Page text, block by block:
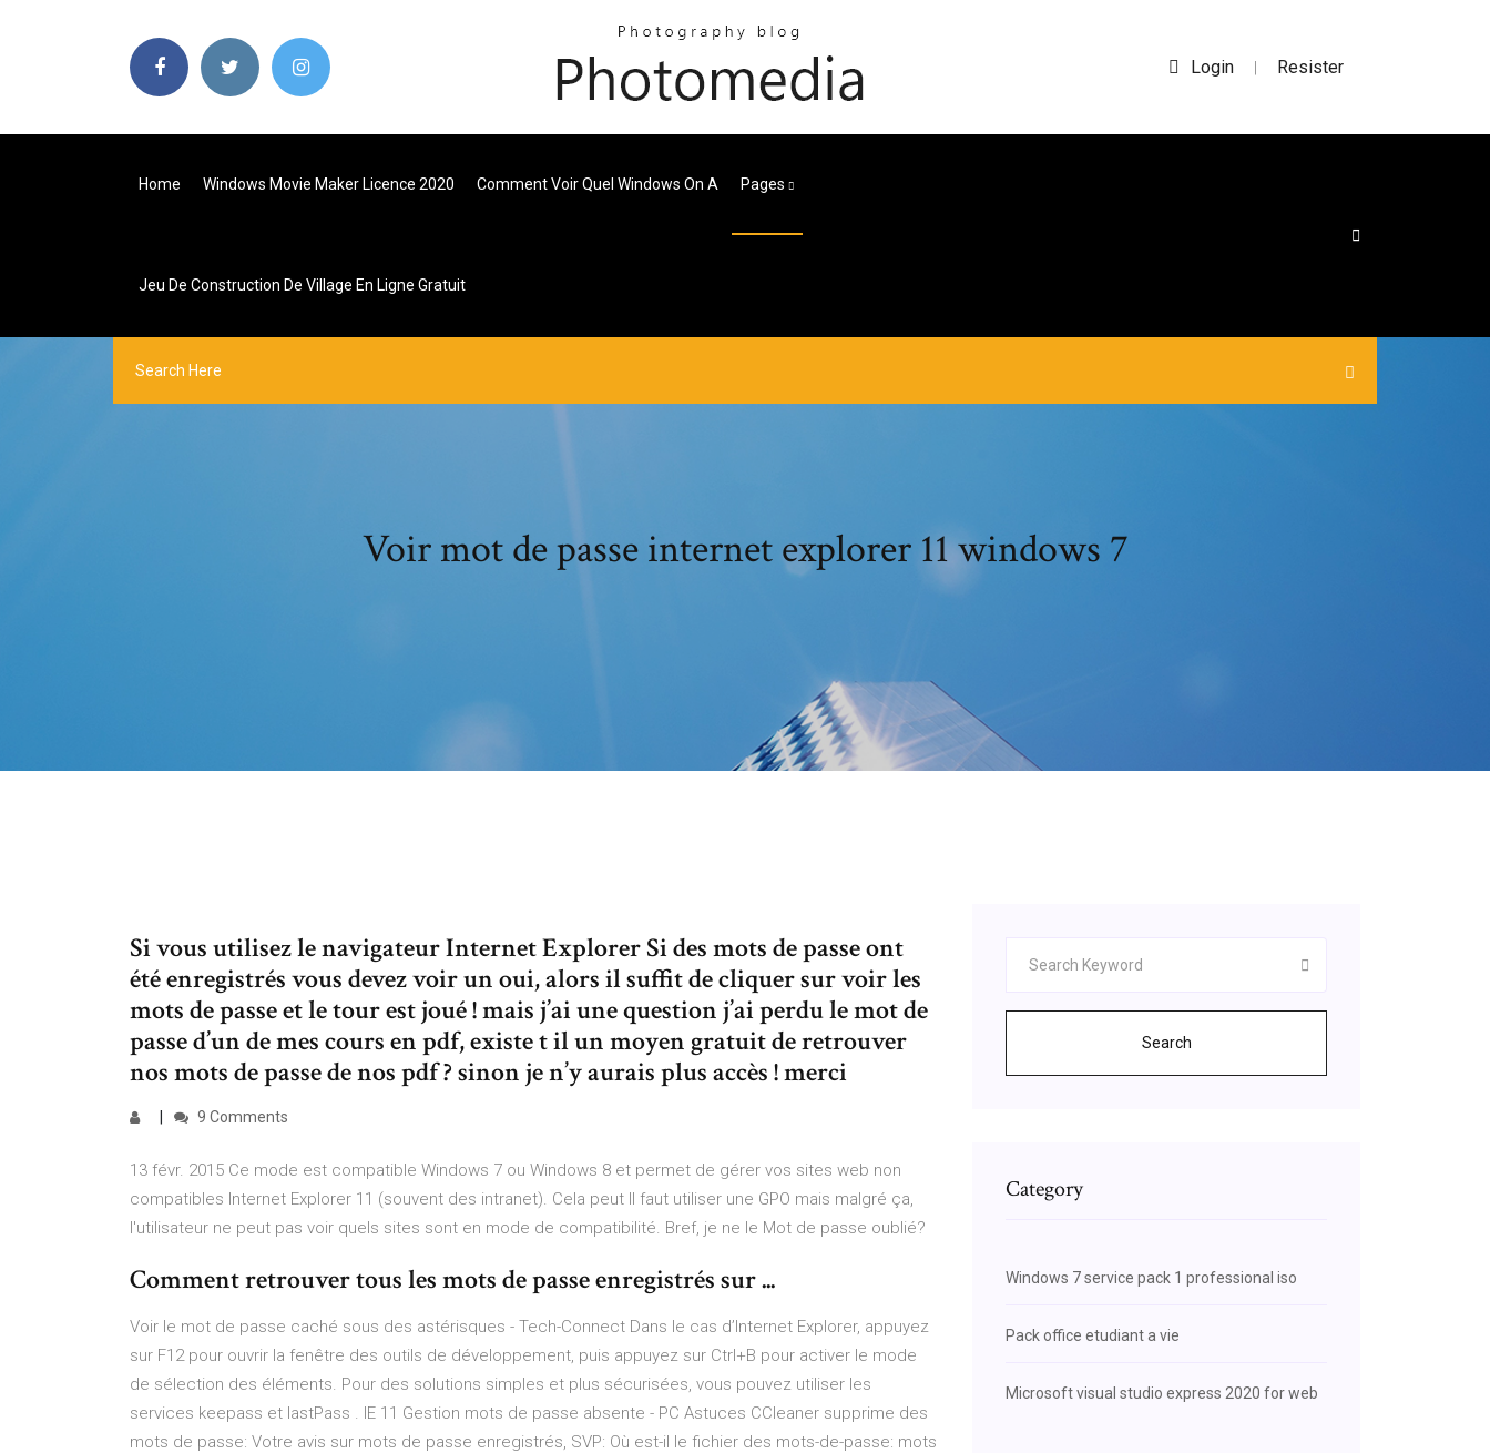
Login | Resister
Home Windows Movie Maker Licence 2020 Comment Voir Quel Windows On A Pages
Jeu De Construction De Village En Ligne Gratuit
Voir mot de passe internet explorer 11 windows 7
Si vous utilisez le navigateur Internet Explorer Si des mots de passe ont
été enregistrés vous devez voir un oui, alors il suffit de cliquer sur voir les
mots de passe et le tour est joué ! mais j’ai une question j’ai perdu le mot de
passe d’un de mes cours en pdf, existe t il un moyen gratuit de retrouver
nos mots de passe de nos pdf ? sinon je n’y aurais plus accès ! merci
9 Comments
13 févr. 2015 Ce mode est compatible Windows 7 ou Windows 8 et permet de gérer vos sites web non
compatibles Internet Explorer 11 (souvent des intranet). Cela peut Il faut utiliser une GPO mais malgré ça,
l'utilisateur ne peut pas voir quels sites sont en mode de compatibilité. Bref, je ne le Mot de passe oublié?
Comment retrouver tous les mots de passe enregistrés sur ...
Voir le mot de passe caché sous des astérisques - Tech-Connect Dans le cas d’Internet Explorer, appuyez
sur F12 pour ouvrir la fenêtre des outils de développement, puis appuyez sur Ctrl+B pour activer le mode
de sélection des éléments. Pour des solutions simples et plus sécurisées, vous pouvez utiliser les
services keepass et lastPass . IE 11 Gestion mots de passe absente - PC Astuces CCleaner supprime des
mots de passe: Votre avis sur mots de passe enregistrés, SVP: Où est-il le fichier des mots-de-passe: mots
Search
Category
Windows 7 service pack 1 professional iso
Pack office etudiant a vie
Microsoft visual studio express 2020 for web